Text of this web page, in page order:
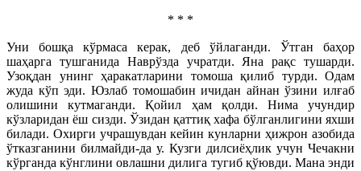
* * *
Уни бошқа кўрмаса керак, деб ўйлаганди. Ўтган баҳор
шаҳарга тушганида Наврўзда учратди. Яна рақс тушарди.
Узоқдан унинг ҳаракатларини томоша қилиб турди. Одам
жуда кўп эди. Юзлаб томошабин ичидан айнан ўзини илғаб
олишини кутмаганди. Қойил ҳам қолди. Нима учундир
кўзларидан ёш сизди. Ўзидан қаттиқ хафа бўлганлигини яхши
билади. Охирги учрашувдан кейин кунларни ҳижрон азобида
ўтказганини билмайди-да у. Кузги дилсиёҳлик учун Чечакни
кўрганда кўнглини овлашни дилига тугиб қўювди. Мана энди